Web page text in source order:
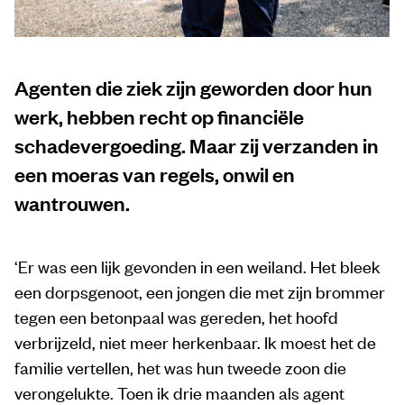
Agenten die ziek zijn geworden door hun
werk, hebben recht op financiële
schadevergoeding. Maar zij verzanden in
een moeras van regels, onwil en
wantrouwen.
‘Er was een lijk gevonden in een weiland. Het bleek
een dorpsgenoot, een jongen die met zijn brommer
tegen een betonpaal was gereden, het hoofd
verbrijzeld, niet meer herkenbaar. Ik moest het de
familie vertellen, het was hun tweede zoon die
verongelukte. Toen ik drie maanden als agent